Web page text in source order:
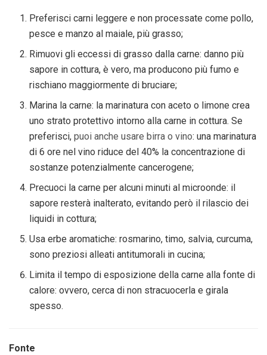
Preferisci carni leggere e non processate come pollo,
pesce e manzo al maiale, più grasso;
Rimuovi gli eccessi di grasso dalla carne: danno più
sapore in cottura, è vero, ma producono più fumo e
rischiano maggiormente di bruciare;
Marina la carne: la marinatura con aceto o limone crea
uno strato protettivo intorno alla carne in cottura. Se
preferisci,puoi anche usare birra o vino: una marinatura
di 6 ore nel vino riduce del 40% la concentrazione di
sostanze potenzialmente cancerogene;
Precuoci la carne per alcuni minuti al microonde: il
sapore resterà inalterato, evitando però il rilascio dei
liquidi in cottura;
Usa erbe aromatiche: rosmarino, timo, salvia, curcuma,
sono preziosi alleati antitumorali in cucina;
Limita il tempo di esposizione della carne alla fonte di
calore: ovvero, cerca di non stracuocerla e girala
spesso.
Fonte